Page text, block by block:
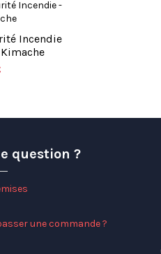
Incendie
Kimache
question ?
une commande ?